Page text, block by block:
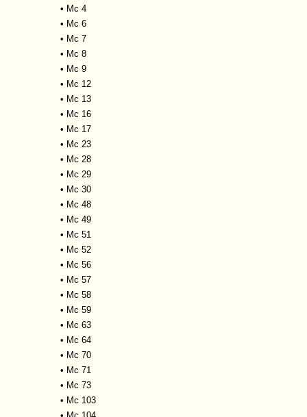
• Mc 4
• Mc 6
• Mc 7
• Mc 8
• Mc 9
• Mc 12
• Mc 13
• Mc 16
• Mc 17
• Mc 23
• Mc 28
• Mc 29
• Mc 30
• Mc 48
• Mc 49
• Mc 51
• Mc 52
• Mc 56
• Mc 57
• Mc 58
• Mc 59
• Mc 63
• Mc 64
• Mc 70
• Mc 71
• Mc 73
• Mc 103